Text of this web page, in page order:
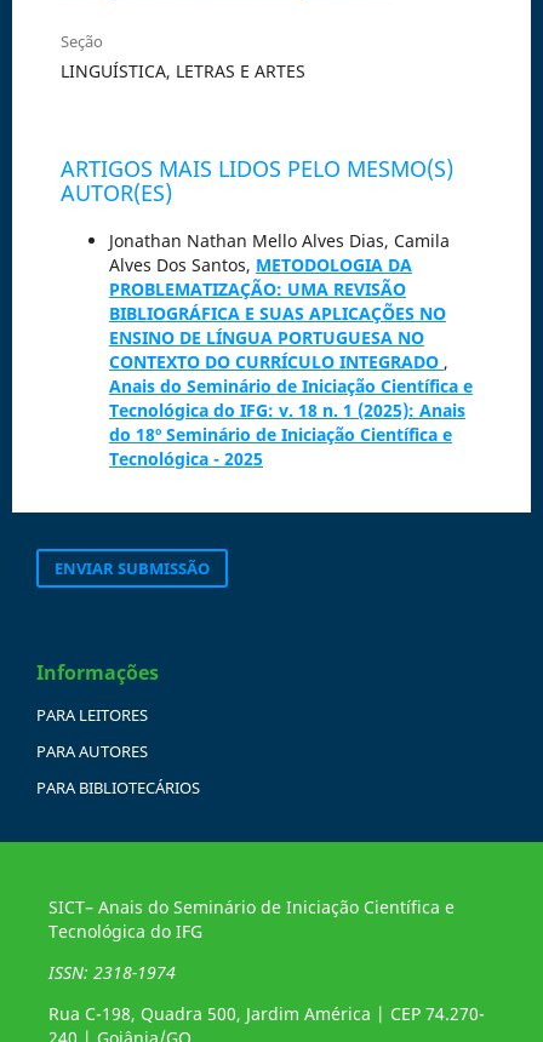
Seção
LINGUÍSTICA, LETRAS E ARTES
ARTIGOS MAIS LIDOS PELO MESMO(S)
AUTOR(ES)
Jonathan Nathan Mello Alves Dias, Camila
Alves Dos Santos, METODOLOGIA DA
PROBLEMATIZAÇÃO: UMA REVISÃO
BIBLIOGRÁFICA E SUAS APLICAÇÕES NO
ENSINO DE LÍNGUA PORTUGUESA NO
CONTEXTO DO CURRÍCULO INTEGRADO ,
Anais do Seminário de Iniciação Científica e
Tecnológica do IFG: v. 18 n. 1 (2025): Anais
do 18º Seminário de Iniciação Científica e
Tecnológica - 2025
ENVIAR SUBMISSÃO
Informações
PARA LEITORES
PARA AUTORES
PARA BIBLIOTECÁRIOS
SICT– Anais do Seminário de Iniciação Científica e
Tecnológica do IFG
ISSN: 2318-1974
Rua C-198, Quadra 500, Jardim América | CEP 74.270-